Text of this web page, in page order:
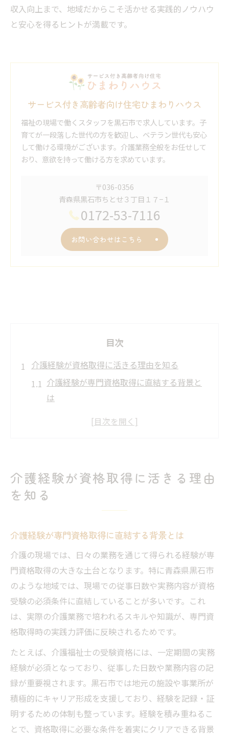
収入向上まで、地域だからこそ活かせる実践的ノウハウ
と安心を得るヒントが満載です。
サービス付き高齢者向け住宅ひまわりハウス
福祉の現場で働くスタッフを黒石市で求人しています。子
育てが一段落した世代の方を歓迎し、ベテラン世代も安心
して働ける環境がございます。介護業務全般をお任せして
おり、意欲を持って働ける方を求めています。
〒036-0356
青森県黒石市ちとせ３丁目１７−１
0172-53-7116
お問い合わせはこちら
目次
介護経験が資格取得に活きる理由を知る
介護経験が専門資格取得に直結する背景と
は
現場で培った介護経験の価値と資格の関係
現役の視点で見た介護と専門資格の関係性
現役介護職員が感じる資格の重要性
実務現場での経験が資格に与える影響
介護現場の経験から資格取得への道を探る
現役視点の介護経験と資格の相乗効果
実務経験を積み重ねてキャリアアップを目指す
方法
介護経験を日々積み重ねる実践的な工夫
実務経験を介護専門資格につなげる道筋
介護経験によるキャリアアップ戦略とは
経験値を高めるための実務参加のポイント
介護経験と資格取得の両立術を解説
専門資格取得を考えるなら経験の積み方が肝心
介護経験を最大限活かす実務の積み方
介護経験が資格取得に活きる理由
を知る
介護経験が専門資格取得に直結する背景とは
介護の現場では、日々の業務を通じて得られる経験が専
門資格取得の大きな土台となります。特に青森県黒石市
のような地域では、現場での従事日数や実務内容が資格
受験の必須条件に直結していることが多いです。これ
は、実際の介護業務で培われるスキルや知識が、専門資
格取得時の実践力評価に反映されるためです。
たとえば、介護福祉士の受験資格には、一定期間の実務
経験が必須となっており、従事した日数や業務内容の記
録が重要視されます。黒石市では地元の施設や事業所が
積極的にキャリア形成を支援しており、経験を記録・証
明するための体制も整っています。経験を積み重ねるこ
とで、資格取得に必要な条件を着実にクリアできる背景